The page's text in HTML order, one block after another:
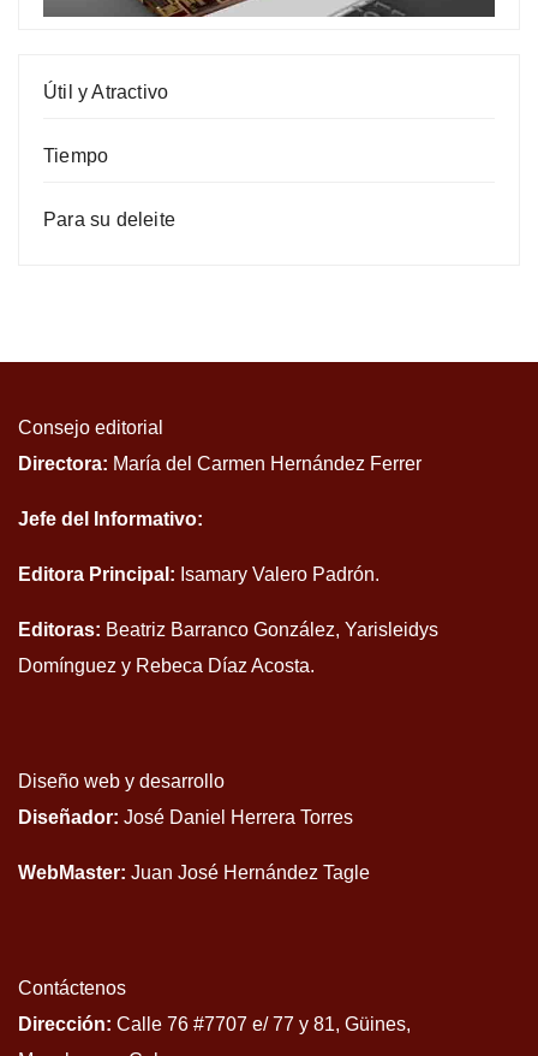
Útil y Atractivo
Tiempo
Para su deleite
Consejo editorial
Directora: María del Carmen Hernández Ferrer
Jefe del Informativo:
Editora Principal: Isamary Valero Padrón.
Editoras: Beatriz Barranco González, Yarisleidys
Domínguez y Rebeca Díaz Acosta.
Diseño web y desarrollo
Diseñador: José Daniel Herrera Torres
WebMaster: Juan José Hernández Tagle
Contáctenos
Dirección: Calle 76 #7707 e/ 77 y 81, Güines,